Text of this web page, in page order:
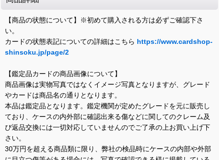
【商品の状態について】※初めて購入される方は必ずご確認下さ
い。
カードの状態表記についての詳細はこちら https://www.cardshop-
shinsoku.jp/page/2
【鑑定品カードの商品画像について】
商品画像は実物写真ではなくイメージ写真となりますが、グレード
やカードは商品名の通りとなります。
本品は鑑定品となります。鑑定機関が定めたグレードを元に販売し
ており、ケースの内外部に確認出来る傷などに関してのクレーム及
び返品交換には一切対応していませんのでご了承の上お買い上げ下
さい。
30万円を超える商品類に限り、弊社の検品時にケースの内部や外部